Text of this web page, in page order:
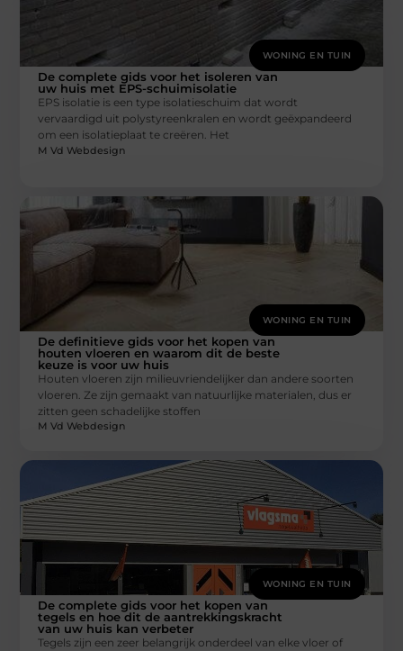
WONING EN TUIN
De complete gids voor het isoleren van
uw huis met EPS-schuimisolatie
EPS isolatie is een type isolatieschuim dat wordt
vervaardigd uit polystyreenkralen en wordt geëxpandeerd
om een isolatieplaat te creëren. Het
M Vd Webdesign
WONING EN TUIN
De definitieve gids voor het kopen van
houten vloeren en waarom dit de beste
keuze is voor uw huis
Houten vloeren zijn milieuvriendelijker dan andere soorten
vloeren. Ze zijn gemaakt van natuurlijke materialen, dus er
zitten geen schadelijke stoffen
M Vd Webdesign
WONING EN TUIN
De complete gids voor het kopen van
tegels en hoe dit de aantrekkingskracht
van uw huis kan verbeter
Tegels zijn een zeer belangrijk onderdeel van elke vloer of